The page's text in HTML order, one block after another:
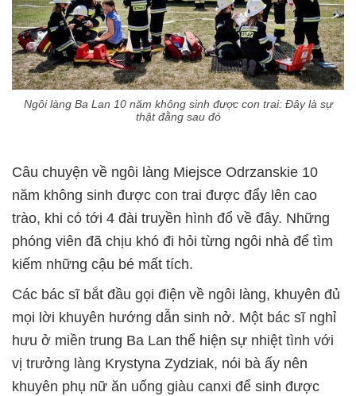
Ngôi làng Ba Lan 10 năm không sinh được con trai: Đây là sự
thật đằng sau đó
Câu chuyện về ngôi làng Miejsce Odrzanskie 10
năm không sinh được con trai được đẩy lên cao
trào, khi có tới 4 đài truyền hình đổ về đây. Những
phóng viên đã chịu khó đi hỏi từng ngôi nhà để tìm
kiếm những cậu bé mất tích.
Các bác sĩ bắt đầu gọi điện về ngôi làng, khuyên đủ
mọi lời khuyên hướng dẫn sinh nở. Một bác sĩ nghỉ
hưu ở miền trung Ba Lan thể hiện sự nhiệt tình với
vị trưởng làng Krystyna Zydziak, nói bà ấy nên
khuyên phụ nữ ăn uống giàu canxi để sinh được